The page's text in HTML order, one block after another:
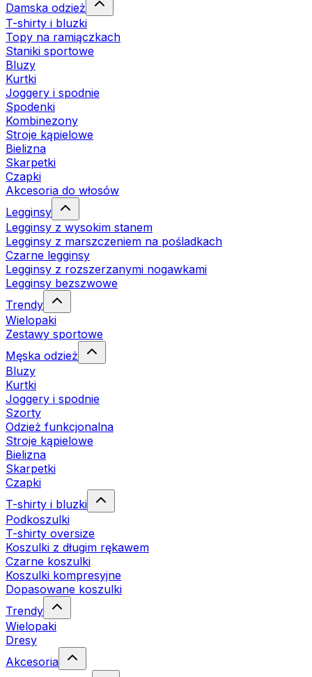
Damska odzież
T-shirty i bluzki
Topy na ramiączkach
Staniki sportowe
Bluzy
Kurtki
Joggery i spodnie
Spodenki
Kombinezony
Stroje kąpielowe
Bielizna
Skarpetki
Czapki
Akcesoria do włosów
Legginsy
Legginsy z wysokim stanem
Legginsy z marszczeniem na pośladkach
Czarne legginsy
Legginsy z rozszerzanymi nogawkami
Legginsy bezszwowe
Trendy
Wielopaki
Zestawy sportowe
Męska odzież
Bluzy
Kurtki
Joggery i spodnie
Szorty
Odzież funkcjonalna
Stroje kąpielowe
Bielizna
Skarpetki
Czapki
T-shirty i bluzki
Podkoszulki
T-shirty oversize
Koszulki z długim rękawem
Czarne koszulki
Koszulki kompresyjne
Dopasowane koszulki
Trendy
Wielopaki
Dresy
Akcesoria